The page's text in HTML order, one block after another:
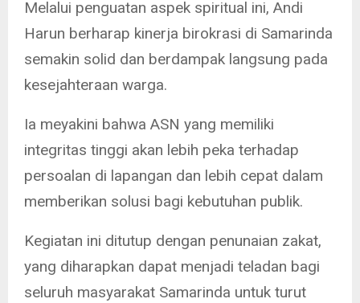
Melalui penguatan aspek spiritual ini, Andi
Harun berharap kinerja birokrasi di Samarinda
semakin solid dan berdampak langsung pada
kesejahteraan warga.
Ia meyakini bahwa ASN yang memiliki
integritas tinggi akan lebih peka terhadap
persoalan di lapangan dan lebih cepat dalam
memberikan solusi bagi kebutuhan publik.
Kegiatan ini ditutup dengan penunaian zakat,
yang diharapkan dapat menjadi teladan bagi
seluruh masyarakat Samarinda untuk turut